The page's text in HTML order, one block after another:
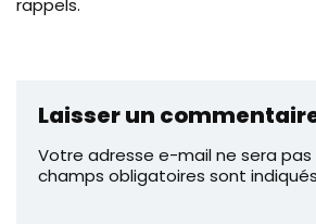
rappels.
Laisser un
Votre adresse e-mail ne sera pas
champs obligatoires sont